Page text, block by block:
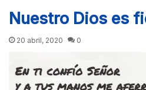
Nuestro Dios es
20 abril, 2020 0